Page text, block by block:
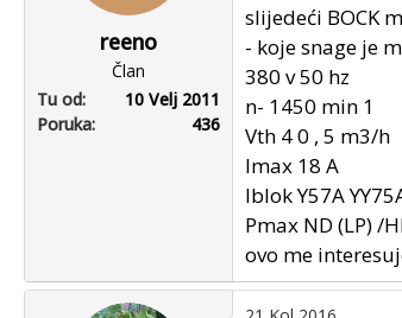
reeno
Član
Tu od
10 Velj 2011
Poruka
436
slijedeći BOCK
- koje snage je
380 v 50 hz
n- 1450 min 1
Vth 4 0 , 5 m3/h
Imax 18 A
Iblok Y57A
Pmax ND (LP) /
ovo me